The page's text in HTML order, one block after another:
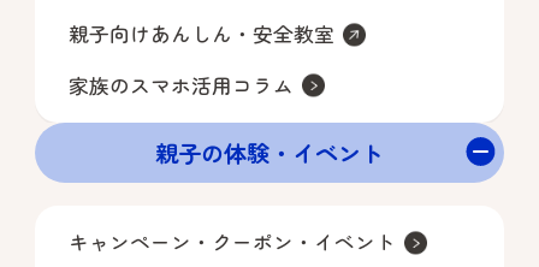
親子向けあんしん・安全教室
家族のスマホ活用コラム
親子の体験・イベント
キャンペーン・クーポン・イベント